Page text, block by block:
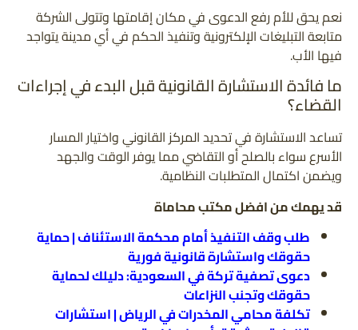
نعم يحق للأم رفع الدعوى في مكان إقامتها وتتولى الشركة
متابعة التبليغات الإلكترونية وتنفيذ الحكم في أي مدينة يتواجد
فيها الأب.
ما فائدة الاستشارة القانونية قبل البدء في إجراءات
القضاء؟
تساعد الاستشارة في تحديد المركز القانوني واختيار المسار
الأسرع سواء بالصلح أو التقاضي مما يوفر الوقت والجهد
ويضمن اكتمال المتطلبات النظامية.
قد يهمك من افضل مكتب محاماة
طلب وقف التنفيذ أمام محكمة الاستئناف | حماية
حقوقك واستشارة قانونية فورية
دعوى تصفية تركة في السعودية: دليلك لحماية
حقوقك وتجنب النزاعات
تكلفة محامي المخدرات في الرياض | استشارات